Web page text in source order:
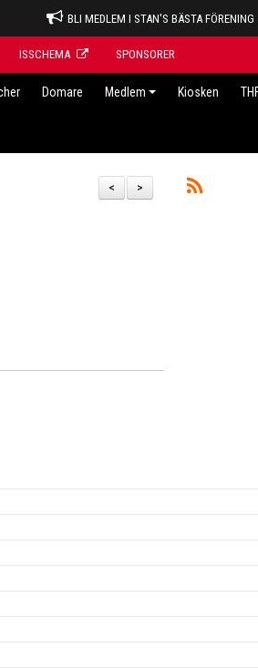
BLI MEDLEM I STAN'S BÄSTA FÖRENING
ISSCHEMA SPONSORER
Domare Medlem Kiosken
>
<